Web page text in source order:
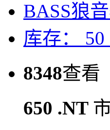
BASS狼
库存： 50
8348查看
650 .NT